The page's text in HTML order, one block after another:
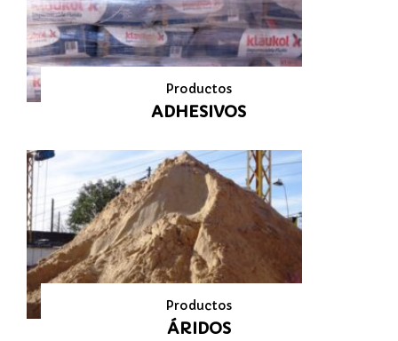
Productos
ADHESIVOS
Productos
ÁRIDOS